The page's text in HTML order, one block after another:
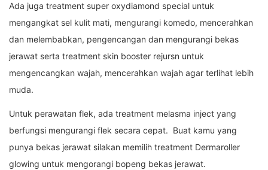
Ada juga treatment super oxydiamond special untuk
mengangkat sel kulit mati, mengurangi komedo, mencerahkan
dan melembabkan, pengencangan dan mengurangi bekas
jerawat serta treatment skin booster rejursn untuk
mengencangkan wajah, mencerahkan wajah agar terlihat lebih
muda.
Untuk perawatan flek, ada treatment melasma inject yang
berfungsi mengurangi flek secara cepat. Buat kamu yang
punya bekas jerawat silakan memilih treatment Dermaroller
glowing untuk mengorangi bopeng bekas jerawat.